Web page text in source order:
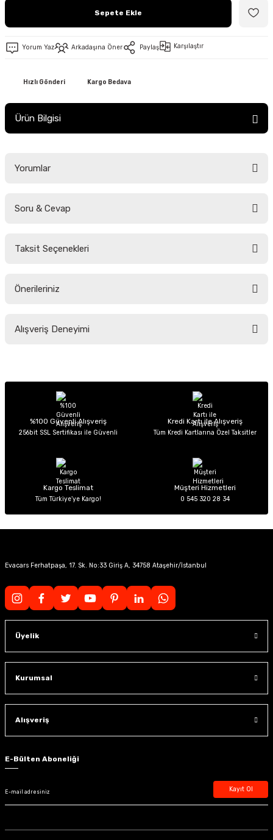
Sepete Ekle
Yorum Yaz Arkadaşına Öner Paylaş Karşılaştır
Hızlı Gönderi Kargo Bedava
Ürün Bilgisi
Yorumlar
Soru & Cevap
Taksit Seçenekleri
Önerileriniz
yetersiz gördüğünüz noktaları öneri formunu kullanarak tarafımıza
Ürün açıklamasında eksik bilgiler bulunuyor.
Ürün bilgilerinde hatalar bulunuyor.
Ürün fiyatı diğer sitelerden daha pahalı.
Alışveriş Deneyimi
Sitemize ilk yorumu siz yapın!
%100 Güvenli Alışveriş
256bit SSL Sertifikası ile Güvenli
Kredi Kartı ile Alışveriş
Tüm Kredi Kartlarına Özel Taksitler
Kargo Teslimat
Tüm Türkiye’ye Kargo!
Müşteri Hizmetleri
0 545 320 28 34
Evacars Ferhatpaşa, 17. Sk. No:33 Giriş A, 34758 Ataşehir/İstanbul
Üyelik
Kurumsal
Alışveriş
E-Bülten Aboneliği
Kayıt Ol